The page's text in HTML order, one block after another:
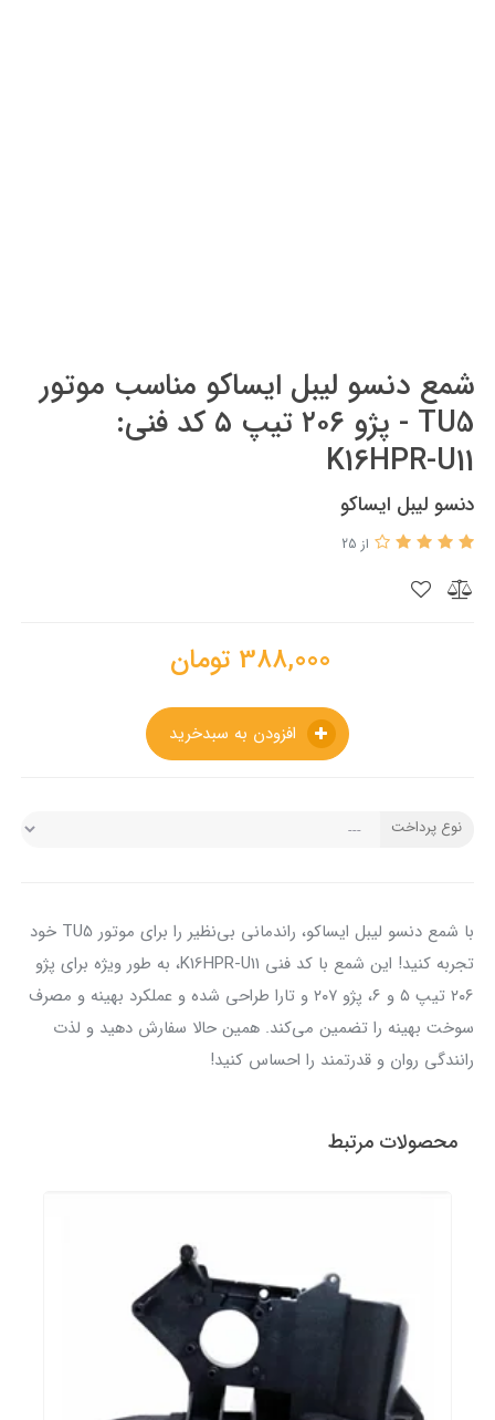
شمع دنسو لیبل ایساکو مناسب موتور
TU5 - پژو ۲۰۶ تیپ ۵ کد فنی:
K16HPR-U11
دنسو لیبل ایساکو
از 25
388,000 تومان
نوع پرداخت
با شمع دنسو لیبل ایساکو، راندمانی بی‌نظیر را برای موتور TU5 خود
تجربه کنید! این شمع با کد فنی K16HPR-U11، به طور ویژه برای پژو
۲۰۶ تیپ ۵ و ۶، پژو ۲۰۷ و تارا طراحی شده و عملکرد بهینه و مصرف
سوخت بهینه را تضمین می‌کند. همین حالا سفارش دهید و لذت
رانندگی روان و قدرتمند را احساس کنید!
محصولات مرتبط